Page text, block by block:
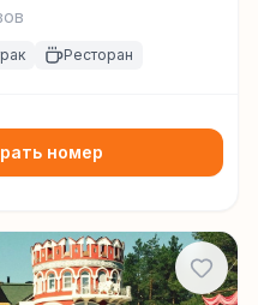
Ресторан
номер